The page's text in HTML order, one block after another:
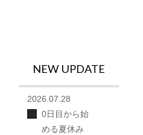
NEW UPDATE
2026.07.28
0日目から始
める夏休み